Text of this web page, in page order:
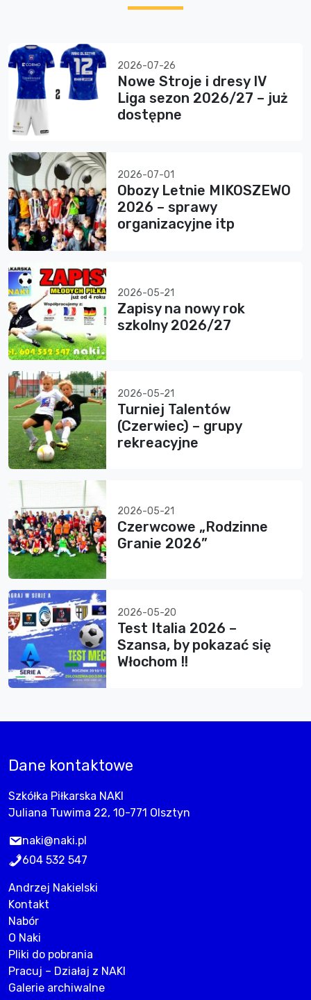
2026-07-26
Nowe Stroje i dresy IV
Liga sezon 2026/27 – już
dostępne
2026-07-01
Obozy Letnie MIKOSZEWO
2026 – sprawy
organizacyjne itp
2026-05-21
Zapisy na nowy rok
szkolny 2026/27
2026-05-21
Turniej Talentów
(Czerwiec) – grupy
rekreacyjne
2026-05-21
Czerwcowe „Rodzinne
Granie 2026”
2026-05-20
Test Italia 2026 –
Szansa, by pokazać się
Włochom !!
Dane kontaktowe
Szkółka Piłkarska NAKI
Juliana Tuwima 22, 10-771 Olsztyn
naki@naki.pl
604 532 547
Andrzej Nakielski
Kontakt
Nabór
O Naki
Pliki do pobrania
Pracuj – Działaj z NAKI
Galerie archiwalne